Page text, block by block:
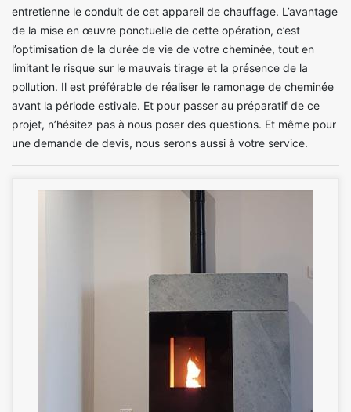
entretienne le conduit de cet appareil de chauffage. L’avantage
de la mise en œuvre ponctuelle de cette opération, c’est
l’optimisation de la durée de vie de votre cheminée, tout en
limitant le risque sur le mauvais tirage et la présence de la
pollution. Il est préférable de réaliser le ramonage de cheminée
avant la période estivale. Et pour passer au préparatif de ce
projet, n’hésitez pas à nous poser des questions. Et même pour
une demande de devis, nous serons aussi à votre service.